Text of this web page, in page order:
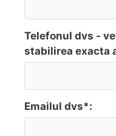
Telefonul dvs -
stabilirea exacta
Emailul dvs*: